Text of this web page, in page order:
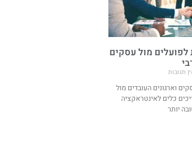
לפועלים מול עסקים
תגובות
וארגונים העובדים מול
כלים לאינטראקציה
יותר